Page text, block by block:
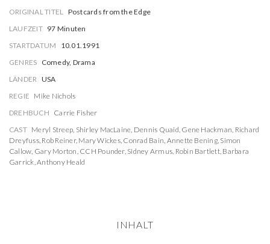
ORIGINAL TITEL Postcards from the Edge
LAUFZEIT 97 Minuten
STARTDATUM
10.01.1991
GENRES Comedy, Drama
LÄNDER USA
REGIE Mike Nichols
DREHBUCH Carrie Fisher
CAST Meryl Streep, Shirley MacLaine, Dennis Quaid, Gene Hackman, Richard
Dreyfuss, Rob Reiner, Mary Wickes, Conrad Bain, Annette Bening, Simon
Callow, Gary Morton, CCH Pounder, Sidney Armus, Robin Bartlett, Barbara
Garrick,Anthony Heald
INHALT